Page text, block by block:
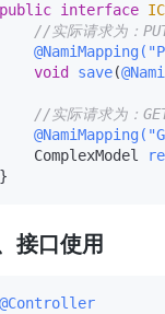
public interface
//实际请求为：
void
save(
//实际请求为：
    ComplexModel
接口使用
@Controller